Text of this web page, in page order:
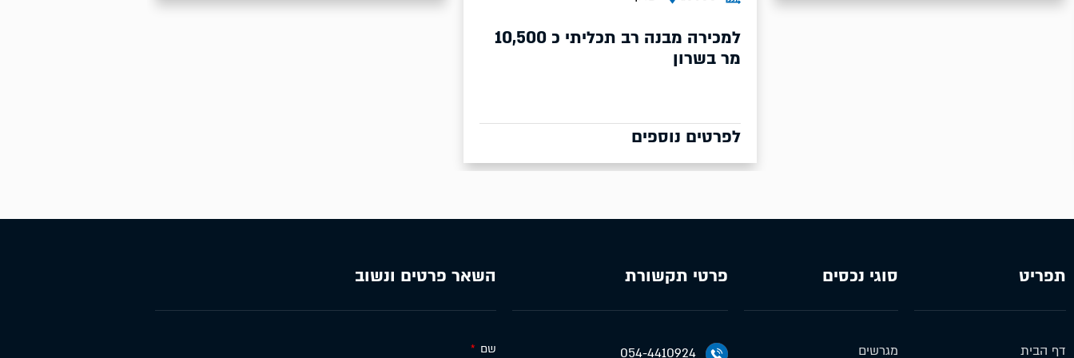
למכירה מבנה רב תכליתי כ 10,500
תפריט
דף הבית
סוגי נכסים
מגרשים
פרטי תקשורת
054-4410924
השאר פרטים ונשוב
שם